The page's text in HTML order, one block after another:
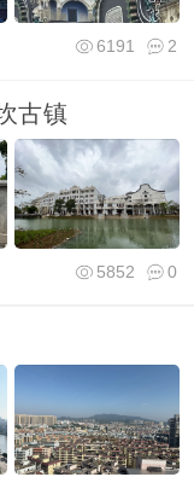
2
6191
古镇
0
5852